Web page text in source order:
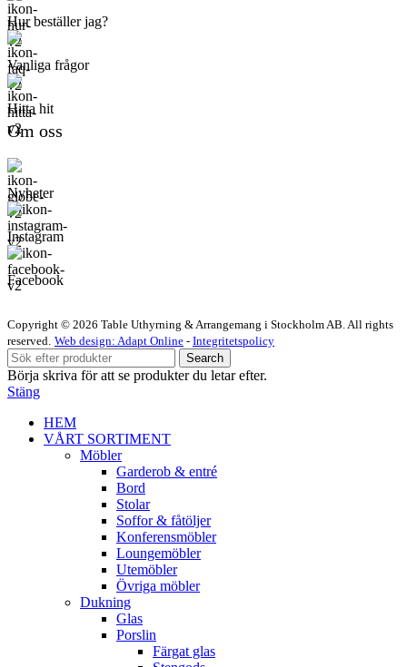
Hur beställer jag?
Vanliga frågor
Hitta hit
Om oss
Nyheter
Instagram
Facebook
Copyright © 2026 Table Uthyrning & Arrangemang i Stockholm AB. All rights
reserved​​. Web design: Adapt Online - Integritetspolicy
Search
Börja skriva för att se produkter du letar efter.
Stäng
HEM
VÅRT SORTIMENT
Möbler
Garderob & entré
Bord
Stolar
Soffor & fåtöljer
Konferensmöbler
Loungemöbler
Utemöbler
Övriga möbler
Dukning
Glas
Porslin
Färgat glas